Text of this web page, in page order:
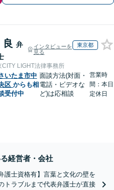
良 弁
インタビューを
見る
東京都
CITY LIGHT法律事務所
いたま市中
区 からも相
受付中
面談方法(対面・
電話・ビデオな
ど)は応相談
営業時
間：本日
定休日
経営者・会社
護士資格有】言葉と文化の壁を
トラブルまで代表弁護士が直接